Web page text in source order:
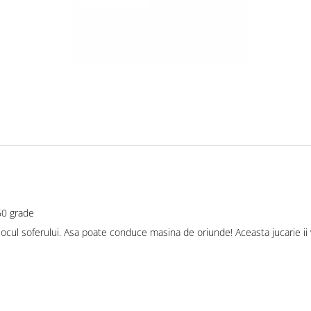
grade
soferului. Asa poate conduce masina de oriunde! Aceasta jucarie